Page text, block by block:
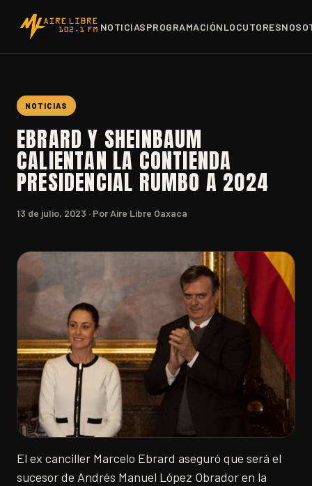
NOTICIASPROGRAMACIÓNLOCUTORES
NOTICIAS
EBRARD Y SHEINBAUM
CALIENTAN LA CONTIENDA
PRESIDENCIAL RUMBO A 2024
13 de julio, 2023 · Por Aire Libre Oaxaca
El ex canciller Marcelo Ebrard aseguró que será el
sucesor de Andrés Manuel López Obrador en la